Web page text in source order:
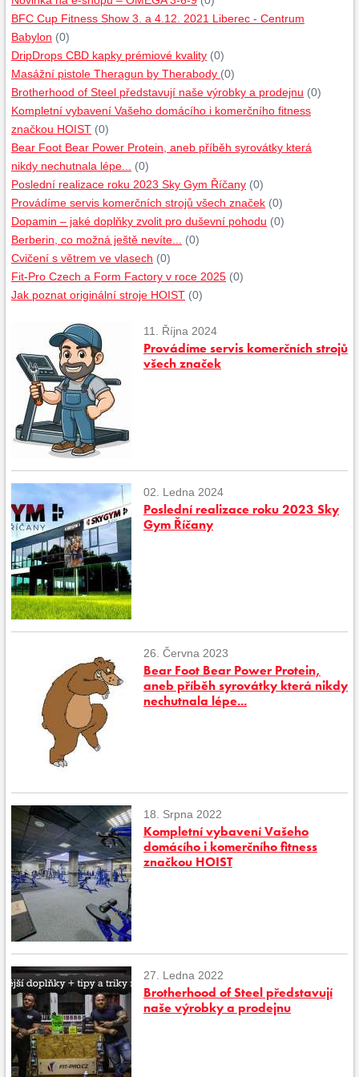
BFC Cup Fitness Show 3. a 4.12. 2021 Liberec - Centrum
Babylon (0)
DripDrops CBD kapky prémiové kvality (0)
Masážní pistole Theragun by Therabody (0)
Brotherhood of Steel představují naše výrobky a prodejnu (0)
Kompletní vybavení Vašeho domácího i komerčního fitness
značkou HOIST (0)
Bear Foot Bear Power Protein, aneb příběh syrovátky která
nikdy nechutnala lépe...
(0)
Poslední realizace roku 2023 Sky Gym Říčany (0)
Provádíme servis komerčních strojů všech značek (0)
Dopamin – jaké doplňky zvolit pro duševní pohodu (0)
Berberin, co možná ještě nevíte...
(0)
Cvičení s větrem ve vlasech (0)
Fit-Pro Czech a Form Factory v roce 2025 (0)
Jak poznat originální stroje HOIST (0)
11. Října 2024
Provádíme servis komerčních strojů
všech značek
02. Ledna 2024
Poslední realizace roku 2023 Sky
Gym Říčany
26. Června 2023
Bear Foot Bear Power Protein,
aneb příběh syrovátky která nikdy
nechutnala lépe...
18. Srpna 2022
Kompletní vybavení Vašeho
domácího i komerčního fitness
značkou HOIST
27. Ledna 2022
Brotherhood of Steel představují
naše výrobky a prodejnu